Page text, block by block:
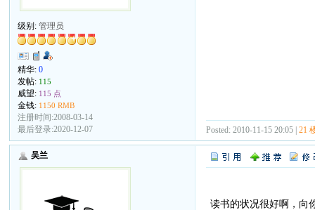
级别:管理员
精华:0
发帖: 115
威望: 115 点
金钱: 1150 RMB
注册时间:2008-03-14
最后登录:2020-12-07
Posted: 2010-11-15 20:05 |21
吴兰
读书的状况很好啊，向